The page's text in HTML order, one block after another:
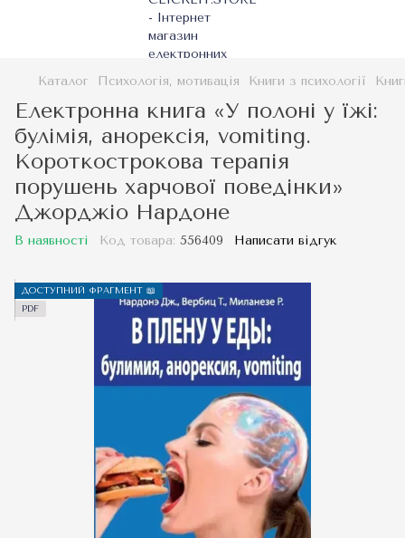
Каталог Психологія, мотивація Книги з психології
Електронна книга «У полоні у їжі:
булімія, анорексія, vomiting.
Короткострокова терапія
порушень харчової поведінки»
Джорджіо Нардоне
В наявності Код товара: 556409 Написати відгук
ДОСТУПНИЙ ФРАГМЕНТ 📖
PDF